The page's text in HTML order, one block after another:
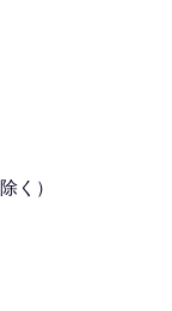
く）